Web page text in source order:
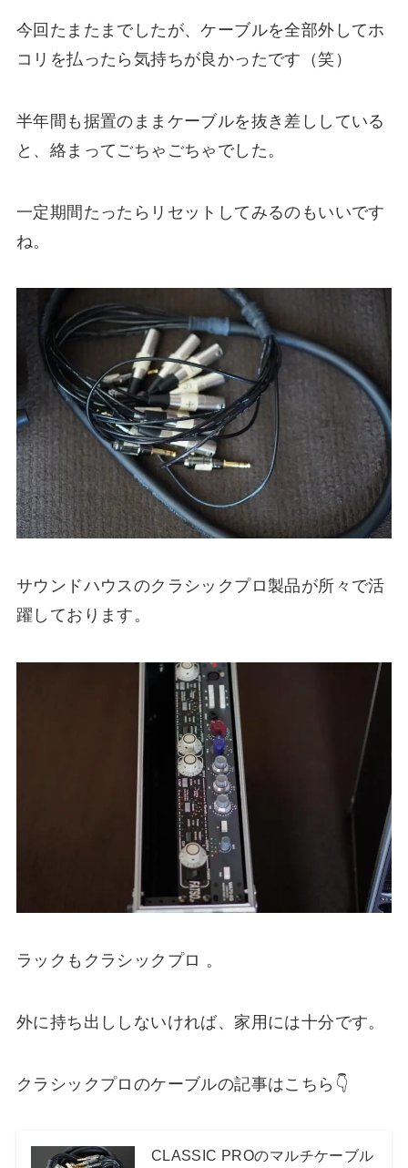
今回たまたまでしたが、ケーブルを全部外してホ
コリを払ったら気持ちが良かったです（笑）
半年間も据置のままケーブルを抜き差ししている
と、絡まってごちゃごちゃでした。
一定期間たったらリセットしてみるのもいいです
ね。
サウンドハウスのクラシックプロ製品が所々で活
躍しております。
ラックもクラシックプロ 。
外に持ち出ししないければ、家用には十分です。
クラシックプロのケーブルの記事はこちら👇
CLASSIC PROのマルチケーブル